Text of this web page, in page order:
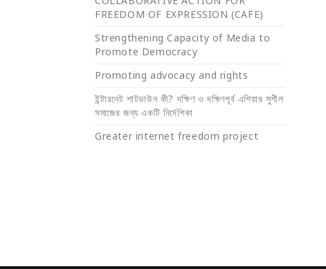
FREEDOM OF EXPRESSION (CAFE)
Strengthening Capacity of Media to
Promote Democracy
Promoting advocacy and rights
ইন্টারনেট শাটডাউন কী? দক্ষিণ ও দক্ষিণপূর্ব এশিয়ার সুশীল
সমাজের জন্য একটি নির্দেশিকা
Greater internet freedom project